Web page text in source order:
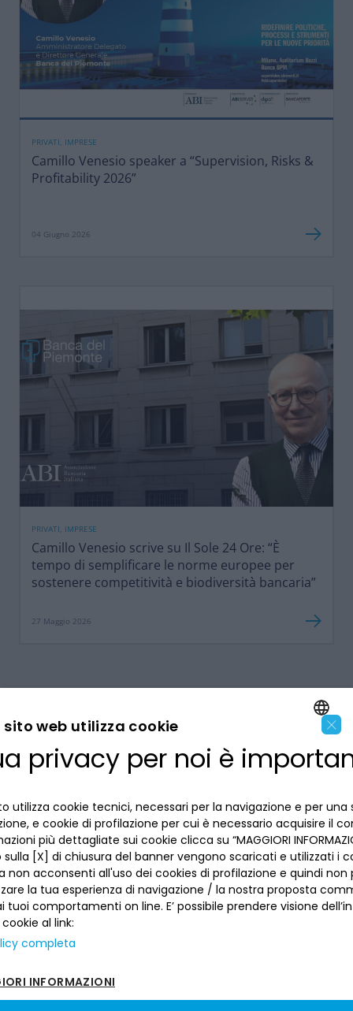
PRIVATI, IMPRESE
Camillo Venesio speaker a “Supervision, Risks &
Profitability 2026”
04 Giugno 2026
PRIVATI, IMPRESE
Camillo Venesio scrive su Il Sole 24 Ore: “È
tempo di semplificare le norme europee per
sostenere competitività e biodiversità bancaria”
27 Maggio 2026
LA BANCA
Dove siamo
Lavora con noi
Reclami
Numeri utili
INFORMAZIONI PER IL CLIENTE
Privacy
La tua scelta sui cookies
Informativa al pubblico
Sepa
Sicurezza
ACCESSIBILITÀ E APP
SEGUICI SUI SOCIAL
ENGLISH
×
sito web utilizza cookie
privacy per noi è
utilizza cookie tecnici, necessari per la navigazione e per una
e cookie di profilazione per cui è necessario acquisire il
più dettagliate sui cookie clicca su “MAGGIORI
[X] di chiusura del banner vengono scaricati e utilizzati i
non acconsenti all'uso dei cookies di profilazione e quindi non
la tua esperienza di navigazione / la nostra proposta
tuoi comportamenti on line. E’ possibile prendere visione
al link:
completa
INFORMAZIONI